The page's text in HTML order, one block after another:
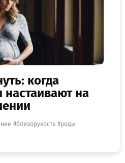
когда
на
близорукость
роды